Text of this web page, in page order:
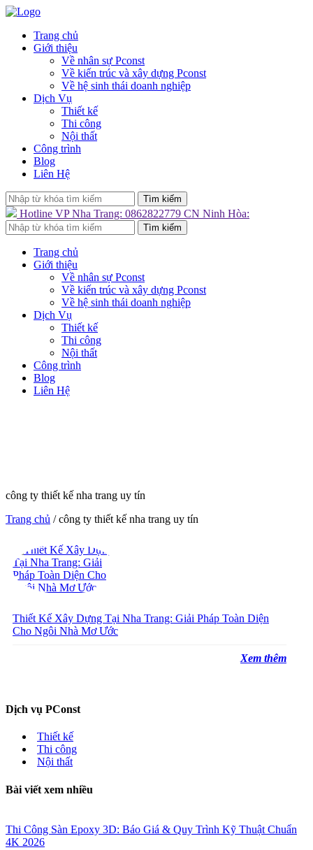
Trang chủ
Giới thiệu
Về nhân sự Pconst
Về kiến trúc và xây dựng Pconst
Về hệ sinh thái doanh nghiệp
Dịch Vụ
Thiết kế
Thi công
Nội thất
Công trình
Blog
Liên Hệ
Tìm kiếm
Hotline VP Nha Trang: 0862822779 CN Ninh Hòa:
Tìm kiếm
Trang chủ
Giới thiệu
Về nhân sự Pconst
Về kiến trúc và xây dựng Pconst
Về hệ sinh thái doanh nghiệp
Dịch Vụ
Thiết kế
Thi công
Nội thất
Công trình
Blog
Liên Hệ
công ty thiết kế nha trang uy tín
Trang chủ / công ty thiết kế nha trang uy tín
Thiết Kế Xây Dựng Tại Nha Trang: Giải Pháp Toàn Diện
Cho Ngôi Nhà Mơ Ước
Xem thêm
Dịch vụ PConst
Thiết kế
Thi công
Nội thất
Bài viết xem nhiều
Thi Công Sàn Epoxy 3D: Báo Giá & Quy Trình Kỹ Thuật Chuẩn
4K 2026